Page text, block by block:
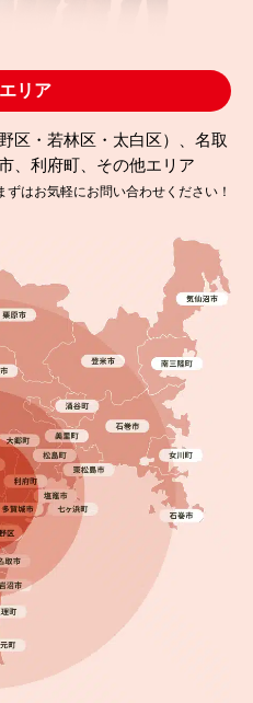
リア
区・若林区・太白区）、名取
、利府町、その他エリア
ずはお気軽にお問い合わせください！